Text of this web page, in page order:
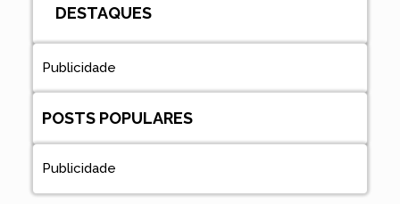
DESTAQUES
Publicidade
POSTS POPULARES
Publicidade